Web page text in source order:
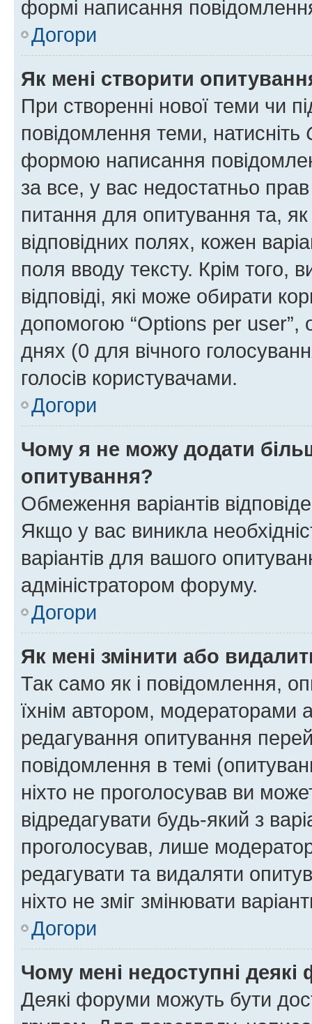
формі написання
Догори
Як мені створити
При створенні нової теми чи
повідомлення теми, натисніть
формою написання
за все, у вас недостатньо
питання для опитування та, як
відповідних полях, кожен
поля вводу тексту. Крім того,
відповіді, які може обирати
допомогою “Options per user”,
днях (0 для вічного
голосів користувачами.
Догори
Чому я не можу додати
опитування?
Обмеження варіантів
Якщо у вас виникла
варіантів для вашого
адміністратором форуму.
Догори
Як мені змінити або
Так само як і повідомлення,
їхнім автором, модераторами
редагування опитування
повідомлення в темі
ніхто не проголосував ви
відредагувати будь-який з
проголосував, лише
редагувати та видаляти
ніхто не зміг змінювати
Догори
Чому мені недоступні
Деякі форуми можуть бути